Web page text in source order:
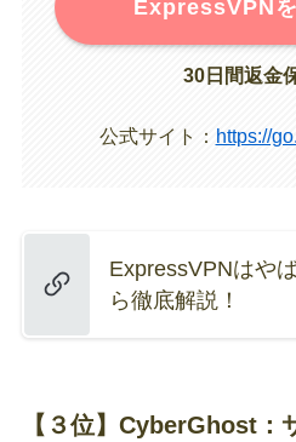
ExpressVPN
30日間返金
公式サイト： https://
ExpressVPNはや
ら徹底解説！
【３位】CyberGhost：